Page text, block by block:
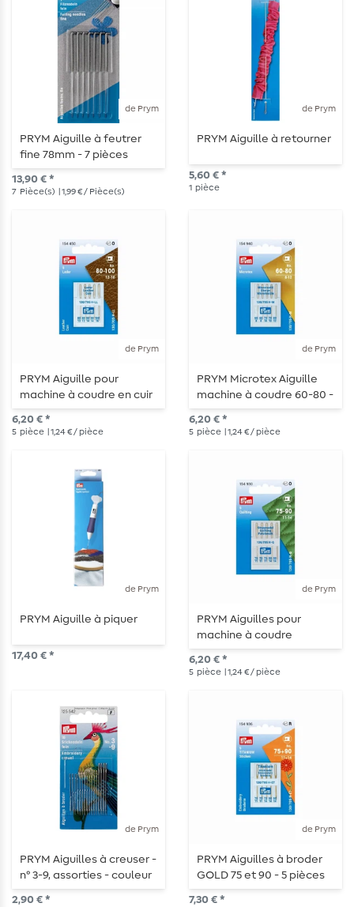
de Prym
PRYM Aiguille à feutrer
fine 78mm - 7 pièces
13,90 € *
7 Pièce(s) | 1,99 € / Pièce(s)
de Prym
PRYM Aiguille à retourner
5,60 € *
1 pièce
de Prym
PRYM Aiguille pour
machine à coudre en cuir
80-100 - 5 pièces
6,20 € *
5 pièce | 1,24 € / pièce
de Prym
PRYM Microtex Aiguille
machine à coudre 60-80 -
5 pièces
6,20 € *
5 pièce | 1,24 € / pièce
de Prym
PRYM Aiguille à piquer
17,40 € *
de Prym
PRYM Aiguilles pour
machine à coudre
Quilting 75 et 90 - 5 pièces
6,20 € *
5 pièce | 1,24 € / pièce
de Prym
PRYM Aiguilles à creuser -
n° 3-9, assorties - couleur
argentée
2,90 € *
de Prym
PRYM Aiguilles à broder
GOLD 75 et 90 - 5 pièces
7,30 € *